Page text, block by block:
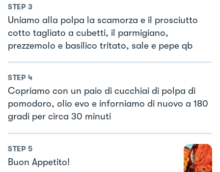
STEP 3
Uniamo alla polpa la scamorza e il prosciutto
cotto tagliato a cubetti, il parmigiano,
prezzemolo e basilico tritato, sale e pepe qb
STEP 4
Copriamo con un paio di cucchiai di polpa di
pomodoro, olio evo e inforniamo di nuovo a 180
gradi per circa 30 minuti
STEP 5
Buon Appetito!